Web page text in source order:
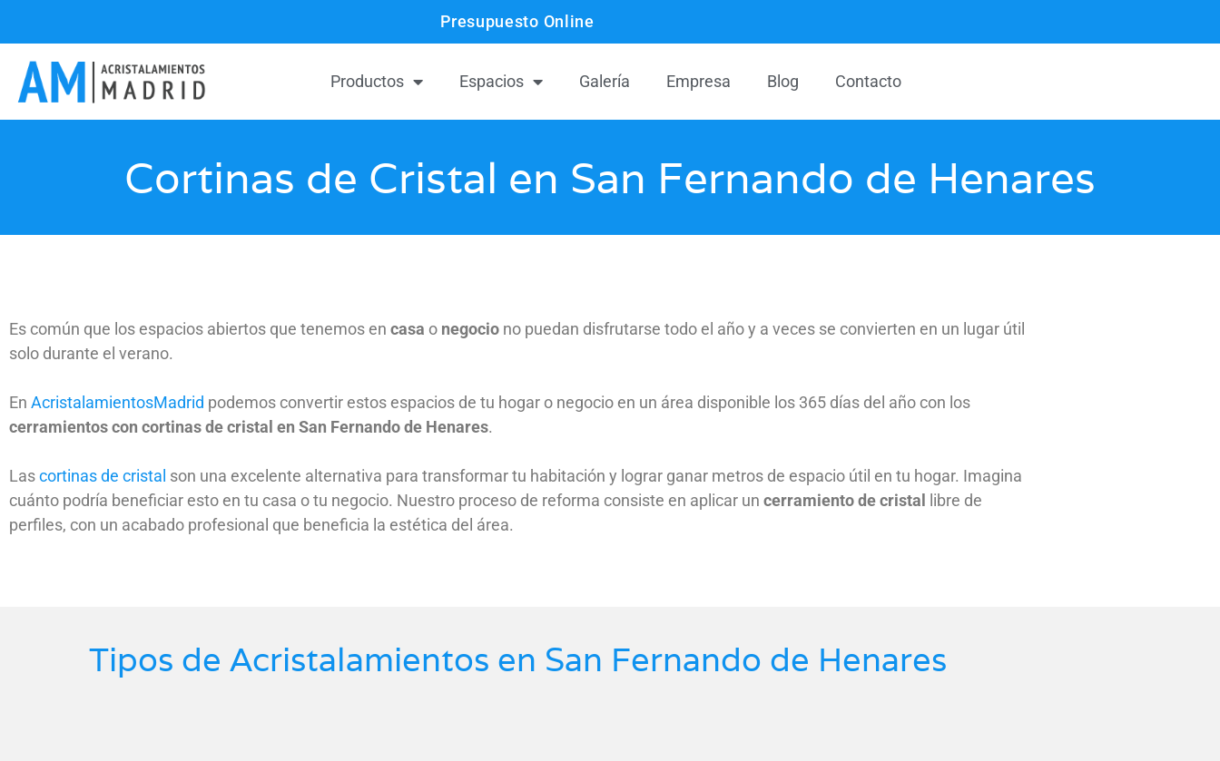
Presupuesto Online
Productos Espacios Galería Empresa Blog Contacto
Cortinas de Cristal en San Fernando de Henares
Es común que los espacios abiertos que tenemos en casa o negocio no puedan disfrutarse todo el año y a veces se convierten en un lugar útil
solo durante el verano.
En AcristalamientosMadrid podemos convertir estos espacios de tu hogar o negocio en un área disponible los 365 días del año con los
cerramientos con cortinas de cristal en San Fernando de Henares.
Lascortinas de cristal son una excelente alternativa para transformar tu habitación y lograr ganar metros de espacio útil en tu hogar. Imagina
cuánto podría beneficiar esto en tu casa o tu negocio. Nuestro proceso de reforma consiste en aplicar un cerramiento de cristal
libre de
perfiles, con un acabado profesional que beneficia la estética del área.
Tipos de Acristalamientos en San Fernando de Henares